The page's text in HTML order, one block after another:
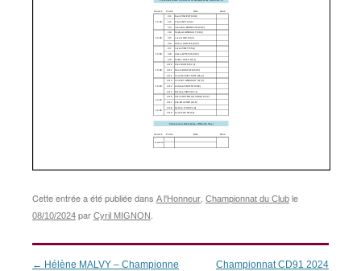
Cette entrée a été publiée dans A l'Honneur Championnat du Club le
08/10/2024 par Cyril MIGNON
Navigation
← Hélène MALVY – Championne
Championnat CD91 2024